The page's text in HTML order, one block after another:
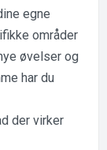
egne
områder
øvelser og
har du
der virker